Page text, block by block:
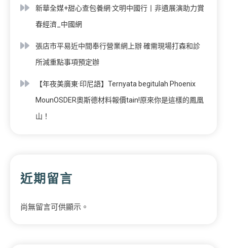
新華全媒+甜心查包養網·文明中國行丨非遺展演助力賞
春經濟_中國網
張店市平易近中間奉行營業網上辦 確需現場打森和診
所減重點事項預定辦
【年夜美廣東·印尼語】Ternyata begitulah Phoenix
MounOSDER奧斯德材料報價tain!原來你是這樣的鳳凰
山！
近期留言
尚無留言可供顯示。